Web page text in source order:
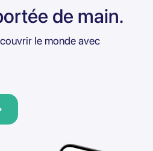
de main.
le monde avec